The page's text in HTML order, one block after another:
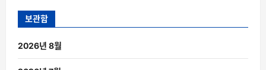
보관함
2026년 8월